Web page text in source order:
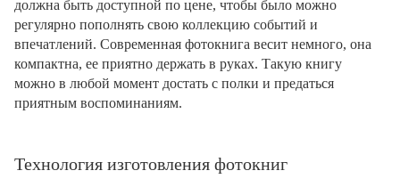
должна быть доступной по цене, чтобы было можно
регулярно пополнять свою коллекцию событий и
впечатлений. Современная фотокнига весит немного, она
компактна, ее приятно держать в руках. Такую книгу
можно в любой момент достать с полки и предаться
приятным воспоминаниям.
Технология изготовления фотокниг